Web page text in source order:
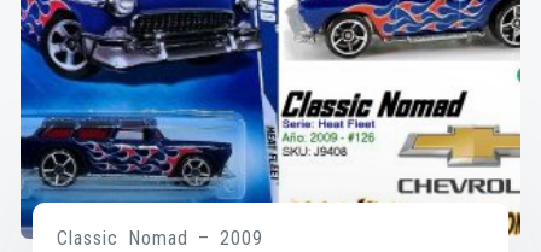
Classic Nomad – 2009